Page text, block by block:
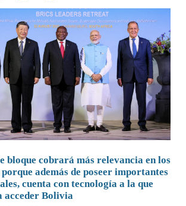
bloque cobrará más relevancia en los
además de poseer importantes
cuenta con tecnología a la que
acceder Bolivia